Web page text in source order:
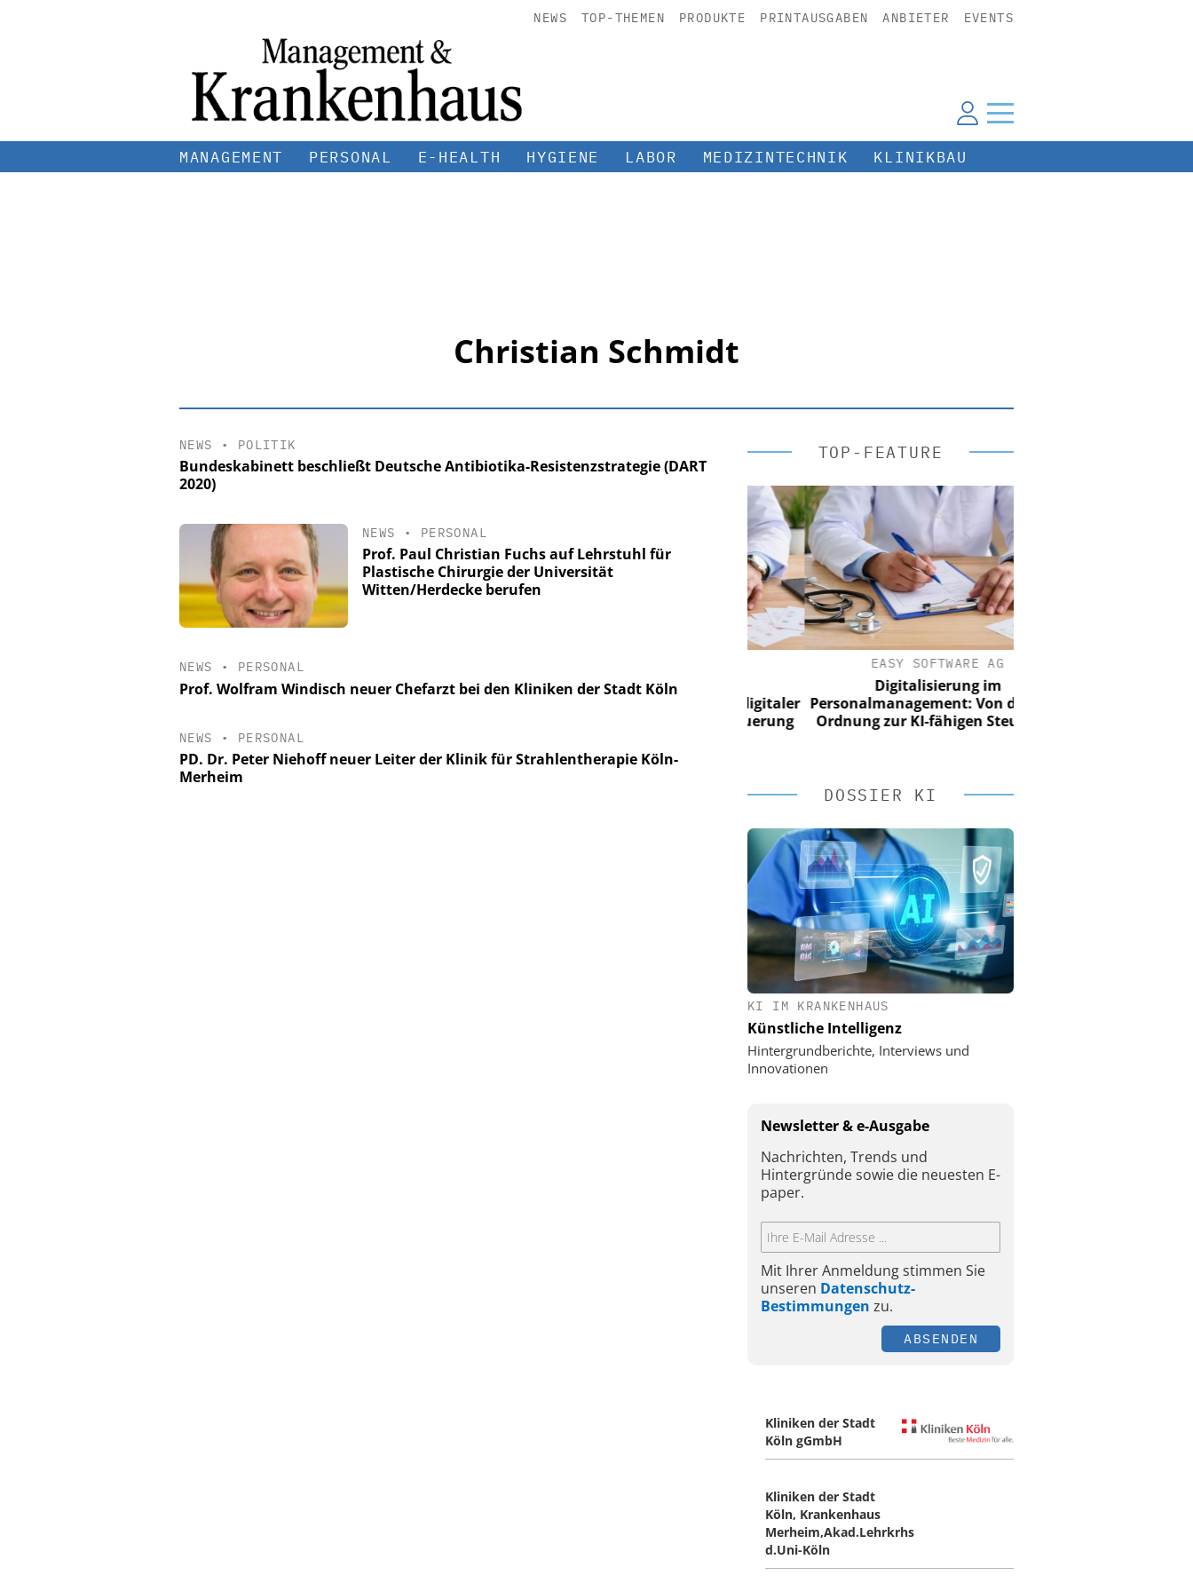
NEWS TOP-THEMEN PRODUKTE PRINTAUSGABEN ANBIETER EVENTS
MANAGEMENT PERSONAL E-HEALTH HYGIENE LABOR MEDIZINTECHNIK KLINIKBAU
Christian Schmidt
NEWS • POLITIK
Bundeskabinett beschließt Deutsche Antibiotika-Resistenzstrategie (DART
2020)
NEWS • PERSONAL
Prof. Paul Christian Fuchs auf Lehrstuhl für
Plastische Chirurgie der Universität
Witten/Herdecke berufen
NEWS • PERSONAL
Prof. Wolfram Windisch neuer Chefarzt bei den Kliniken der Stadt Köln
NEWS • PERSONAL
PD. Dr. Peter Niehoff neuer Leiter der Klinik für Strahlentherapie Köln-
Merheim
TOP-FEATURE
EASY SOFTWARE AG
Digitalisierung im
Digitalisierung im
Personalmanagement: Von digitaler
Ordnung zur KI-fähigen Steuerung
EASY SOFTWARE AG
Digitalisierung im
Personalmanagement: Von digitaler
Ordnung zur KI-fähigen Steuerung
DOSSIER KI
KI IM KRANKENHAUS
Künstliche Intelligenz
Hintergrundberichte, Interviews und
Innovationen
Newsletter & e-Ausgabe
Nachrichten, Trends und
Hintergründe sowie die neuesten E-
paper.
Mit Ihrer Anmeldung stimmen Sie
unseren Datenschutz-
Bestimmungen zu.
ABSENDEN
Kliniken der Stadt
Köln gGmbH
Kliniken der Stadt
Köln, Krankenhaus
Merheim,Akad.Lehrkrhs
d.Uni-Köln